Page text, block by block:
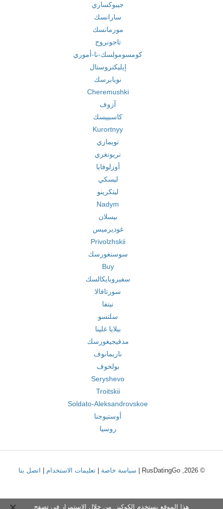
جيبوكساري
سارانسك
مورمانسك
تاجونروج
كومسومولسك-نا-أموري
إيليكتروستال
نويابرسك
Cheremushki
آزوف
كاسبييسك
Kurortnyy
تويمازي
نريونغري
أوزلوفايا
ليسكي
ليتكرينو
Nadym
بيسلان
غوديرميس
Privolzhskii
سوسنغورسك
Buy
سفيروبايكالسك
سورتافالا
نيتفا
سلتسو
بيلايا غلينا
مدفيجيغورسك
ناريمانوف
بولخوف
Seryshevo
Troitskii
Soldato-Aleksandrovskoe
أوستيوجنا
روسيا
© 2026, RusDatingGo | سياسة خاصة |تعليمات الاستخدام اتصل بنا
هذا الموقع يستخدم الكوكيز. من خلال الاستمرار في تصفح